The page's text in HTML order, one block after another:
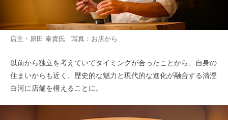
店主・原田 泰貴氏 写真：お店から
以前から独立を考えていてタイミングが合ったことから、自身の
住まいからも近く、歴史的な魅力と現代的な進化が融合する清澄
白河に店舗を構えることに。